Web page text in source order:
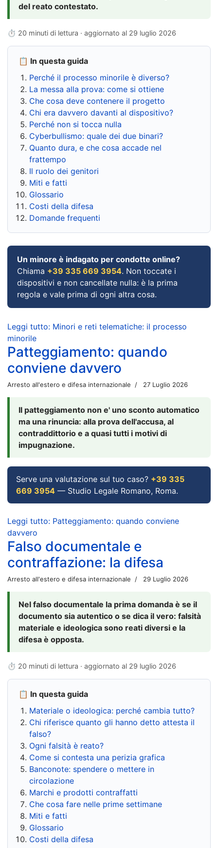
del reato contestato.
⏱ 20 minuti di lettura · aggiornato al 29 luglio 2026
📋 In questa guida
Perché il processo minorile è diverso?
La messa alla prova: come si ottiene
Che cosa deve contenere il progetto
Chi era davvero davanti al dispositivo?
Perché non si tocca nulla
Cyberbullismo: quale dei due binari?
Quanto dura, e che cosa accade nel
frattempo
Il ruolo dei genitori
Miti e fatti
Glossario
Costi della difesa
Domande frequenti
Un minore è indagato per condotte online?
Chiama +39 335 669 3954. Non toccate i
dispositivi e non cancellate nulla: è la prima
regola e vale prima di ogni altra cosa.
Leggi tutto: Minori e reti telematiche: il processo
minorile
Patteggiamento: quando
conviene davvero
Arresto all'estero e difesa internazionale 27 Luglio 2026
Il patteggiamento non e' uno sconto automatico
ma una rinuncia: alla prova dell'accusa, al
contraddittorio e a quasi tutti i motivi di
impugnazione.
Serve una valutazione sul tuo caso? +39 335
669 3954 — Studio Legale Romano, Roma.
Leggi tutto: Patteggiamento: quando conviene
davvero
Falso documentale e
contraffazione: la difesa
Arresto all'estero e difesa internazionale 29 Luglio 2026
Nel falso documentale la prima domanda è se il
documento sia autentico o se dica il vero: falsità
materiale e ideologica sono reati diversi e la
difesa è opposta.
⏱ 20 minuti di lettura · aggiornato al 29 luglio 2026
📋 In questa guida
Materiale o ideologica: perché cambia tutto?
Chi riferisce quanto gli hanno detto attesta il
falso?
Ogni falsità è reato?
Come si contesta una perizia grafica
Banconote: spendere o mettere in
circolazione
Marchi e prodotti contraffatti
Che cosa fare nelle prime settimane
Miti e fatti
Glossario
Costi della difesa